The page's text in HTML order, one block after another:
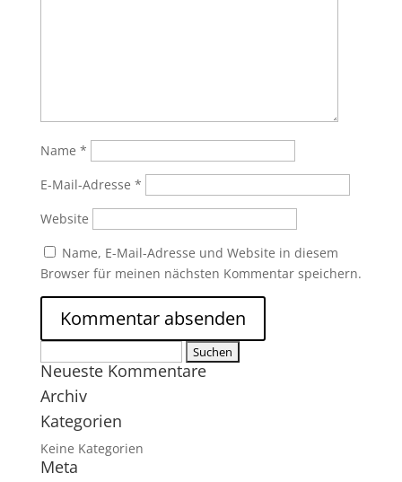
Name *
E-Mail-Adresse *
Website
Name, E-Mail-Adresse und Website in diesem
Browser für meinen nächsten Kommentar speichern.
nach:
Neueste Kommentare
Archiv
Kategorien
Keine Kategorien
Meta